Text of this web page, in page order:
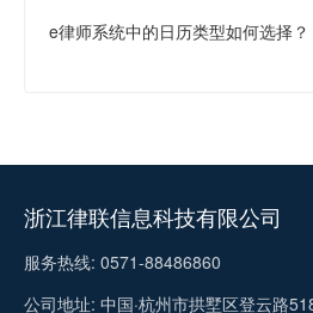
e律师系统中的日历类型如何选择？
浙江律联信息科技有限公司
服务热线: 0571-88486860
公司地址: 中国·杭州市拱墅区登云路